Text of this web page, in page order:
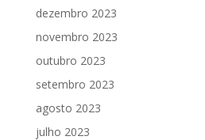
dezembro 2023
novembro 2023
outubro 2023
setembro 2023
agosto 2023
julho 2023